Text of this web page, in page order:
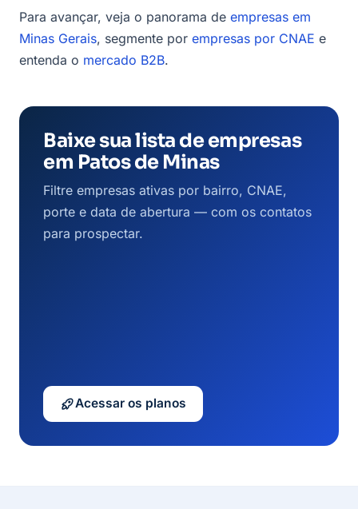
Para avançar, veja o panorama de empresas em
Minas Gerais, segmente por empresas por CNAE e
entenda o mercado B2B.
Baixe sua lista de empresas
em Patos de Minas
Filtre empresas ativas por bairro, CNAE,
porte e data de abertura — com os contatos
para prospectar.
Acessar os planos